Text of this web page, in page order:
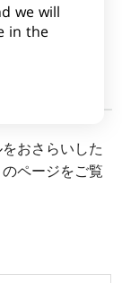
おさらいした
のページをご覧
we will
in the